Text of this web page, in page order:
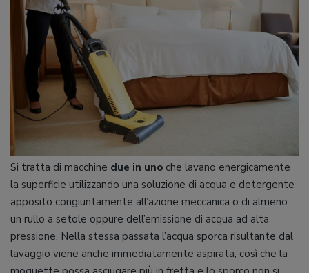
Si tratta di macchine due in uno che lavano energicamente
la superficie utilizzando una soluzione di acqua e detergente
apposito congiuntamente all’azione meccanica o di almeno
un rullo a setole oppure dell’emissione di acqua ad alta
pressione. Nella stessa passata l’acqua sporca risultante dal
lavaggio viene anche immediatamente aspirata, così che la